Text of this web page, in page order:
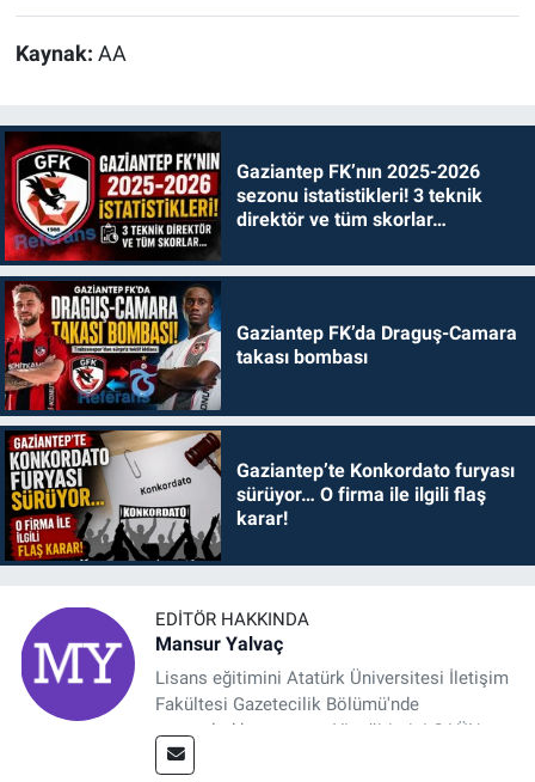
Kaynak: AA
Gaziantep FK’nın 2025-2026
sezonu istatistikleri! 3 teknik
direktör ve tüm skorlar…
Gaziantep FK’da Draguş-Camara
takası bombası
Gaziantep’te Konkordato furyası
sürüyor… O firma ile ilgili flaş
karar!
EDITÖR HAKKINDA
Mansur Yalvaç
Lisans eğitimini Atatürk Üniversitesi İletişim
Fakültesi Gazetecilik Bölümü'nde
tamamladıktan sonra, YL eğitimini GAÜN
Sosyal Bilimler Enstitüsü'nde İletişim ve T. D.